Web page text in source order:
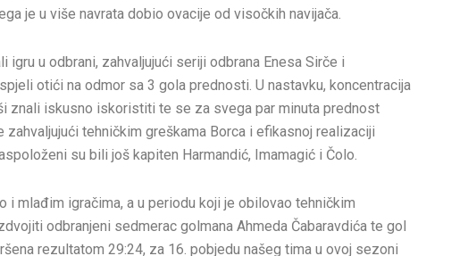
je u više navrata dobio ovacije od visočkih navijača.
igru u odbrani, zahvaljujući seriji odbrana Enesa Sirče i
otići na odmor sa 3 gola prednosti. U nastavku, koncentracija
znali iskusno iskoristiti te se za svega par minuta prednost
tehničkim greškama Borca i efikasnoj realizaciji
su bili još kapiten Harmandić, Imamagić i Čolo.
i mlađim igračima, a u periodu koji je obilovao tehničkim
odbranjeni sedmerac golmana Ahmeda Čabaravdića te gol
rezultatom 29:24, za 16. pobjedu našeg tima u ovoj sezoni